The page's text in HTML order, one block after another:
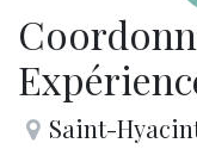
Saint-